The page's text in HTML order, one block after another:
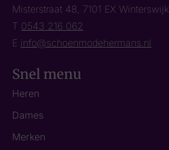
Misterstraat 48, 7101 EX Winterswijk
T 0543 216 062
E info@schoenmodehermans.nl
Snel menu
Heren
Dames
Merken